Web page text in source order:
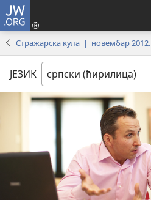
JW.ORG
Стражарска кула | новембар 2012.
ЈЕЗИК